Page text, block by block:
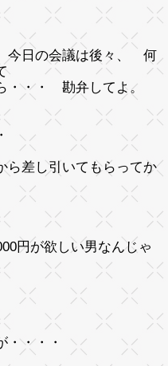
今日の会議は後々、 何
・・・ 勘弁してよ。
ら差し引いてもらってか
円が欲しい男なんじゃ
・・・・